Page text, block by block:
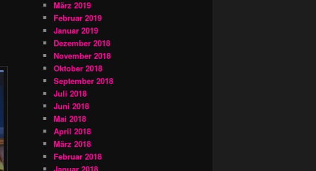
März 2019
Februar 2019
Januar 2019
Dezember 2018
November 2018
Oktober 2018
September 2018
Juli 2018
Juni 2018
Mai 2018
April 2018
März 2018
Februar 2018